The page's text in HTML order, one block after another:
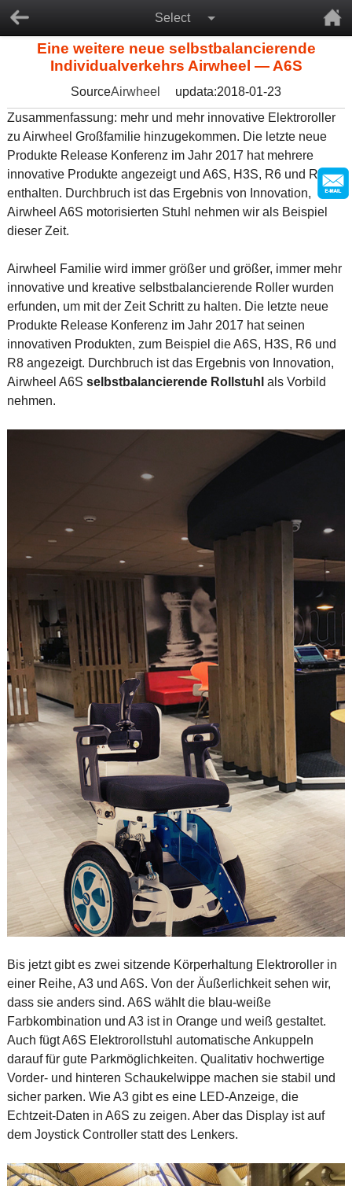
Select
Eine weitere neue selbstbalancierende
Individualverkehrs Airwheel — A6S
SourceAirwheel
updata:2018-01-23
Zusammenfassung: mehr und mehr innovative Elektroroller
zu Airwheel Großfamilie hinzugekommen. Die letzte neue
Produkte Release Konferenz im Jahr 2017 hat mehrere
innovative Produkte angezeigt und A6S, H3S, R6 und R8
enthalten. Durchbruch ist das Ergebnis von Innovation,
Airwheel A6S motorisierten Stuhl nehmen wir als Beispiel
dieser Zeit.
Airwheel Familie wird immer größer und größer, immer mehr
innovative und kreative selbstbalancierende Roller wurden
erfunden, um mit der Zeit Schritt zu halten. Die letzte neue
Produkte Release Konferenz im Jahr 2017 hat seinen
innovativen Produkten, zum Beispiel die A6S, H3S, R6 und
R8 angezeigt. Durchbruch ist das Ergebnis von Innovation,
Airwheel A6S selbstbalancierende Rollstuhl als Vorbild
nehmen.
Bis jetzt gibt es zwei sitzende Körperhaltung Elektroroller in
einer Reihe, A3 und A6S. Von der Äußerlichkeit sehen wir,
dass sie anders sind. A6S wählt die blau-weiße
Farbkombination und A3 ist in Orange und weiß gestaltet.
Auch fügt A6S Elektrorollstuhl automatische Ankuppeln
darauf für gute Parkmöglichkeiten. Qualitativ hochwertige
Vorder- und hinteren Schaukelwippe machen sie stabil und
sicher parken. Wie A3 gibt es eine LED-Anzeige, die
Echtzeit-Daten in A6S zu zeigen. Aber das Display ist auf
dem Joystick Controller statt des Lenkers.